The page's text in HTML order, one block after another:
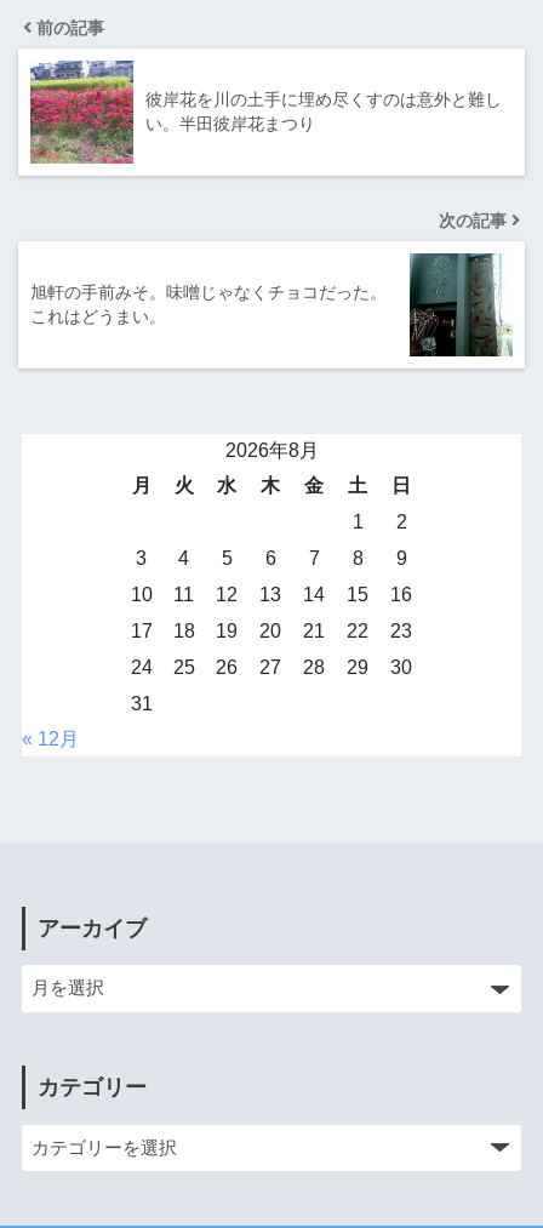
前の記事
彼岸花を川の土手に埋め尽くすのは意外と難し
い。半田彼岸花まつり
次の記事
旭軒の手前みそ。味噌じゃなくチョコだった。
これはどうまい。
2026年8月
月
火 水 木 金 土
日
1
2
3
4 5 6 7 8
9
10
11 12 13 14 15
16
17
18 19 20 21 22
23
24
25 26 27 28 29
30
31
« 12月
アーカイブ
カテゴリー